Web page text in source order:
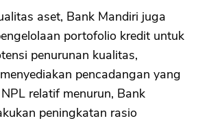
aset, Bank Mandiri juga
portofolio kredit untuk
penurunan kualitas,
pencadangan yang
relatif menurun, Bank
peningkatan rasio